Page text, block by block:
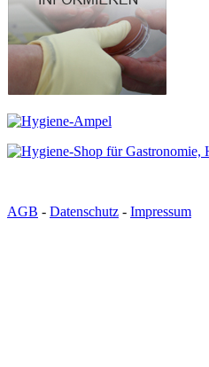
AGB - Datenschutz - Impressum